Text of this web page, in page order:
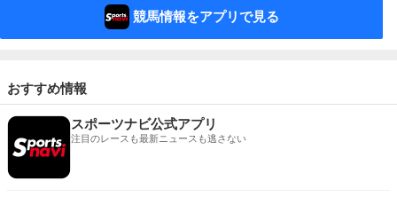
競馬情報をアプリで見る
おすすめ情報
スポーツナビ公式アプリ
注目のレースも最新ニュースも逃さない